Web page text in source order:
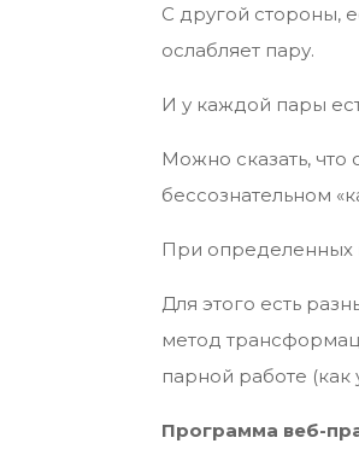
С другой стороны,
ослабляет пару.
И у каждой пары
Можно сказать,
бессознательном
При определенных
Для этого есть
метод
парной работе (как
Программа веб-